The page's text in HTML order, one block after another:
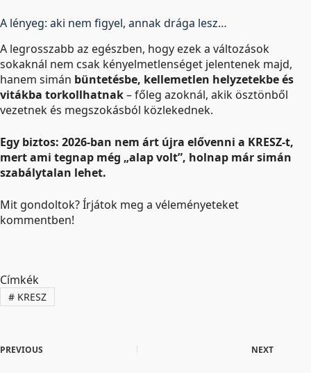
A lényeg: aki nem figyel, annak drága lesz…
A legrosszabb az egészben, hogy ezek a változások
sokaknál nem csak kényelmetlenséget jelentenek majd,
hanem simán büntetésbe, kellemetlen helyzetekbe és
vitákba torkollhatnak– főleg azoknál, akik ösztönből
vezetnek és megszokásból közlekednek.
Egy biztos: 2026-ban nem árt újra elővenni a KRESZ-t,
mert ami tegnap még „alap volt”, holnap már simán
szabálytalan lehet.
Mit gondoltok? Írjátok meg a véleményeteket
kommentben!
Címkék
#KRESZ
PREVIOUS NEXT